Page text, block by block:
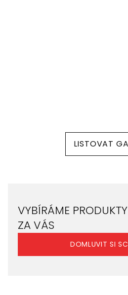
LISTOVAT
VYBÍRÁME PRODUKTY
ZA VÁS
DOMLUVIT SI